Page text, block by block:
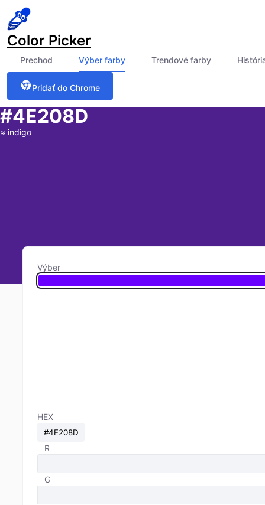
Color Picker
Prechod Výber farby Trendové farby
Pridať do Chrome
#4E208D
≈ indigo
Výber
HEX
R
G